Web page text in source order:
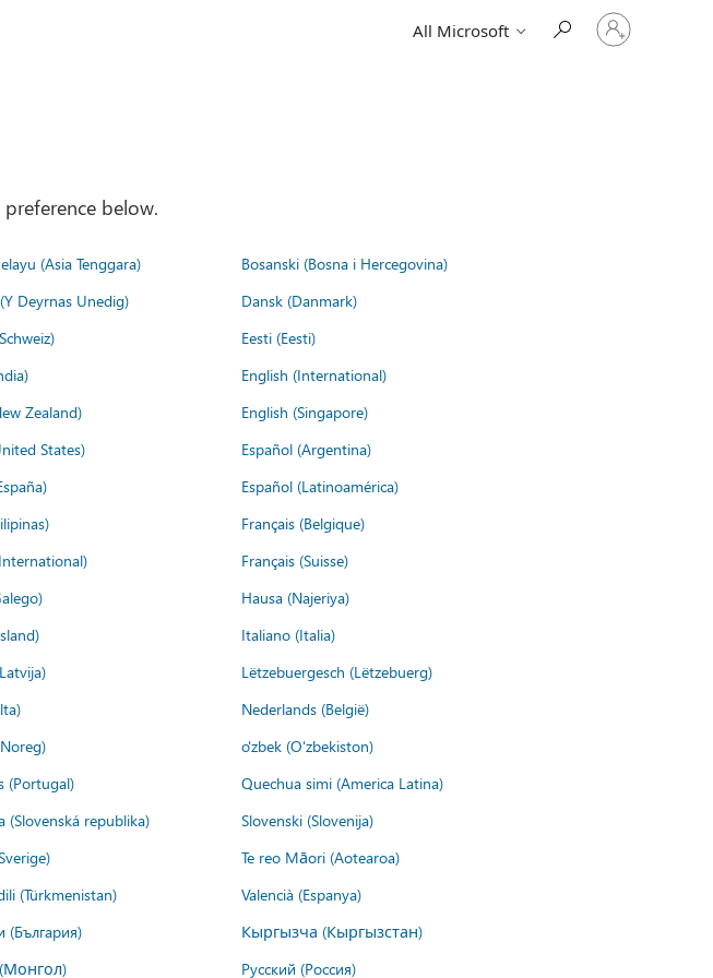
All Microsoft
Sign
in
below.
(Asia Tenggara)
Bosanski (Bosna i Hercegovina)
Deyrnas Unedig)
Dansk (Danmark)
Eesti (Eesti)
English (International)
Zealand)
English (Singapore)
States)
Español (Argentina)
Español (Latinoamérica)
Français (Belgique)
Français (Suisse)
Hausa (Najeriya)
Italiano (Italia)
Lëtzebuergesch (Lëtzebuerg)
Nederlands (België)
o'zbek (O'zbekiston)
(Portugal)
Quechua simi (America Latina)
(Slovenská republika)
Slovenski (Slovenija)
Te reo Māori (Aotearoa)
(Türkmenistan)
Valencià (Espanya)
(България)
Кыргызча (Кыргызстан)
Русский (Россия)